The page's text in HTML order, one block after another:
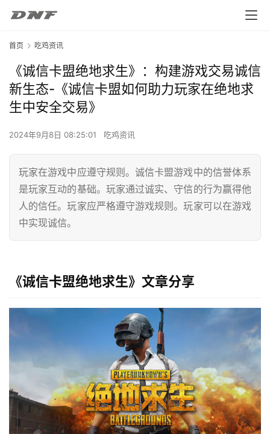
首页 吃鸡资讯
《诚信卡盟绝地求生》：构建游戏交易诚信
新生态-《诚信卡盟如何助力玩家在绝地求
生中安全交易》
2024年9月8日 08:25:01 吃鸡资讯
玩家在游戏中应遵守规则。诚信卡盟游戏中的信誉体系
是玩家互动的基础。玩家通过诚实、守信的行为赢得他
人的信任。玩家应严格遵守游戏规则。玩家可以在游戏
中实现诚信。
《诚信卡盟绝地求生》文章分享